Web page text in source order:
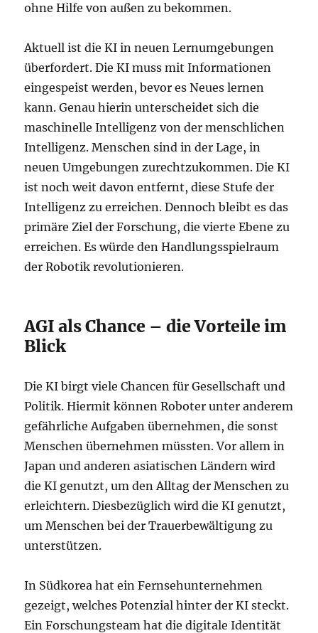
ohne Hilfe von außen zu bekommen.
Aktuell ist die KI in neuen Lernumgebungen
überfordert. Die KI muss mit Informationen
eingespeist werden, bevor es Neues lernen
kann. Genau hierin unterscheidet sich die
maschinelle Intelligenz von der menschlichen
Intelligenz. Menschen sind in der Lage, in
neuen Umgebungen zurechtzukommen. Die KI
ist noch weit davon entfernt, diese Stufe der
Intelligenz zu erreichen. Dennoch bleibt es das
primäre Ziel der Forschung, die vierte Ebene zu
erreichen. Es würde den Handlungsspielraum
der Robotik revolutionieren.
AGI als Chance – die Vorteile im
Blick
Die KI birgt viele Chancen für Gesellschaft und
Politik. Hiermit können Roboter unter anderem
gefährliche Aufgaben übernehmen, die sonst
Menschen übernehmen müssten. Vor allem in
Japan und anderen asiatischen Ländern wird
die KI genutzt, um den Alltag der Menschen zu
erleichtern. Diesbezüglich wird die KI genutzt,
um Menschen bei der Trauerbewältigung zu
unterstützen.
In Südkorea hat ein Fernsehunternehmen
gezeigt, welches Potenzial hinter der KI steckt.
Ein Forschungsteam hat die digitale Identität